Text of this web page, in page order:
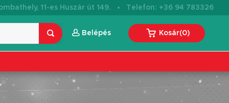
11-es Huszár út 149. · Telefon: +36 94 783326
Belépés Kosár(0)